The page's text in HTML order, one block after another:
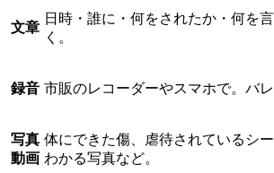
文章
日時・誰に・何をされたか・何を
く。
録音 市販のレコーダーやスマホで。バレ
写真
動画
体にできた傷、虐待されているシ
わかる写真など。